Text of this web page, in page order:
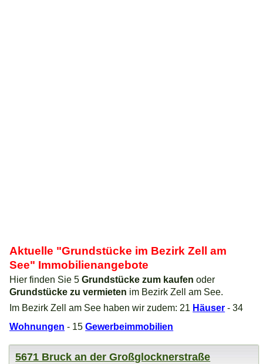
Aktuelle "Grundstücke im Bezirk Zell am
See" Immobilienangebote
Hier finden Sie 5Grundstücke zum kaufen oder
Grundstücke zu vermieten im Bezirk Zell am See.
Im Bezirk Zell am See haben wir zudem: 21 Häuser - 34
Wohnungen - 15Gewerbeimmobilien
5671 Bruck an der Großglocknerstraße